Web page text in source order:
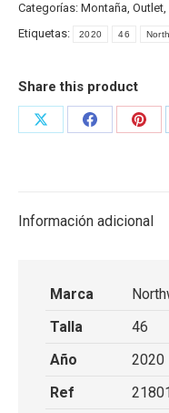
Categorías: Montaña, Outlet,
Etiquetas:
2020 46
Share this product
Share
Share
Información adicional
Marca
Talla
46
Año
2020
Ref